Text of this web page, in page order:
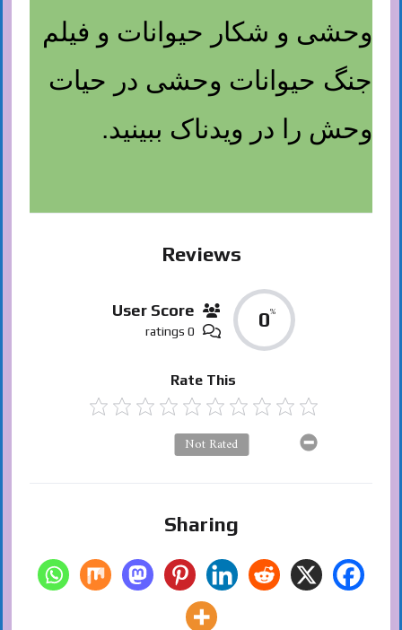
وحشی و شکار حیوانات و فیلم
جنگ حیوانات وحشی در حیات
وحش را در ویدناک ببینید.
Reviews
0%
User Score
0 ratings
Rate This
Not Rated
Sharing